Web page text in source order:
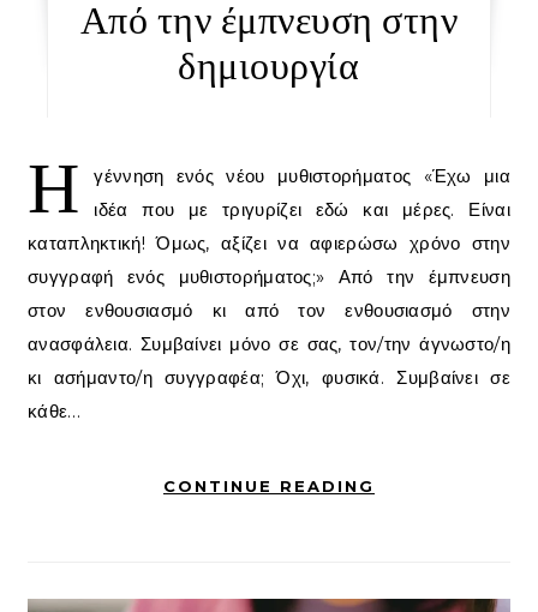
Από την έμπνευση στην
δημιουργία
Η
γέννηση ενός νέου μυθιστορήματος «Έχω μια
ιδέα που με τριγυρίζει εδώ και μέρες. Είναι
καταπληκτική! Όμως, αξίζει να αφιερώσω χρόνο στην
συγγραφή ενός μυθιστορήματος;» Από την έμπνευση
στον ενθουσιασμό κι από τον ενθουσιασμό στην
ανασφάλεια. Συμβαίνει μόνο σε σας, τον/την άγνωστο/η
κι ασήμαντο/η συγγραφέα; Όχι, φυσικά. Συμβαίνει σε
κάθε…
CONTINUE READING